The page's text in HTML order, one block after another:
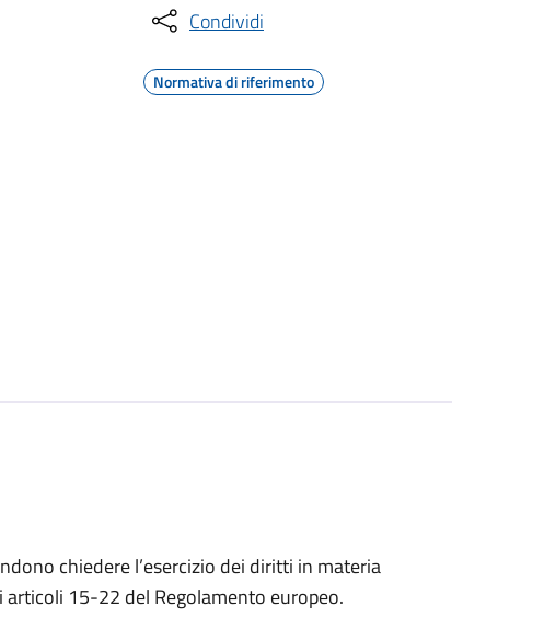
Condividi
Normativa di riferimento
chiedere l’esercizio dei diritti in materia
15-22 del Regolamento europeo.